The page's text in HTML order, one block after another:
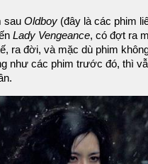
sau Oldboy (đây là các phim
Lady Vengeance, có đợt ra
ra đời, và mặc dù phim
như các phim trước đó, thì